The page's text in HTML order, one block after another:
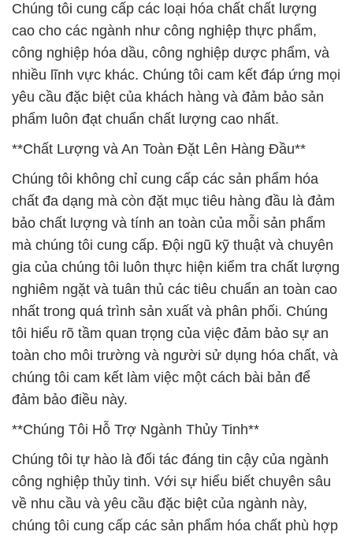
Chúng tôi cung cấp các loại hóa chất chất lượng
cao cho các ngành như công nghiệp thực phẩm,
công nghiệp hóa dầu, công nghiệp dược phẩm, và
nhiều lĩnh vực khác. Chúng tôi cam kết đáp ứng mọi
yêu cầu đặc biệt của khách hàng và đảm bảo sản
phẩm luôn đạt chuẩn chất lượng cao nhất.
**Chất Lượng và An Toàn Đặt Lên Hàng Đầu**
Chúng tôi không chỉ cung cấp các sản phẩm hóa
chất đa dạng mà còn đặt mục tiêu hàng đầu là đảm
bảo chất lượng và tính an toàn của mỗi sản phẩm
mà chúng tôi cung cấp. Đội ngũ kỹ thuật và chuyên
gia của chúng tôi luôn thực hiện kiểm tra chất lượng
nghiêm ngặt và tuân thủ các tiêu chuẩn an toàn cao
nhất trong quá trình sản xuất và phân phối. Chúng
tôi hiểu rõ tầm quan trọng của việc đảm bảo sự an
toàn cho môi trường và người sử dụng hóa chất, và
chúng tôi cam kết làm việc một cách bài bản để
đảm bảo điều này.
**Chúng Tôi Hỗ Trợ Ngành Thủy Tinh**
Chúng tôi tự hào là đối tác đáng tin cậy của ngành
công nghiệp thủy tinh. Với sự hiểu biết chuyên sâu
về nhu cầu và yêu cầu đặc biệt của ngành này,
chúng tôi cung cấp các sản phẩm hóa chất phù hợp